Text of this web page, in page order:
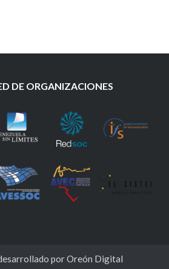
DE ORGANIZACIONES
porOreón Digital